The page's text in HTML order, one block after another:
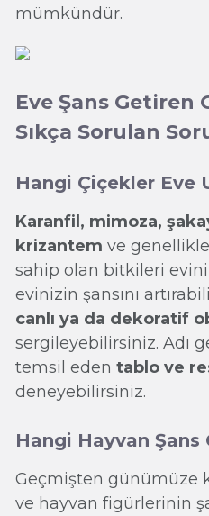
mümkündür.
Eve Şans Getiren
Sıkça Sorulan
Hangi Çiçekler Eve
Karanfil, mimoza,
krizantem ve
sahip olan bitkileri
evinizin şansını
canlı ya da dekoratif
sergileyebilirsiniz. Adı
temsil eden tablo ve
deneyebilirsiniz.
Hangi Hayvan Şans
Geçmişten günümüze
ve hayvan figürlerinin